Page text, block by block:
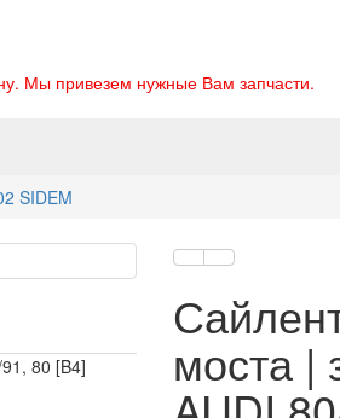
Мы привезем нужные Вам запчасти.
SIDEM
80 [B4]
моста |